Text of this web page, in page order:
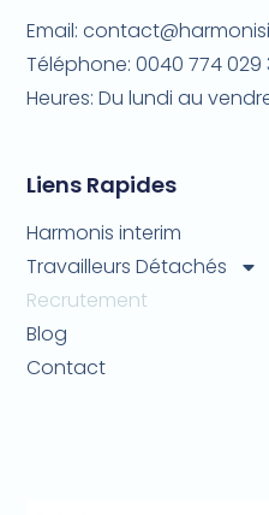
Liens Rapides
Harmonis interim
Travailleurs Détachés
Recrutement
Blog
Contact
Email:
Téléphone: 0040 774 029
Heures: Du lundi au